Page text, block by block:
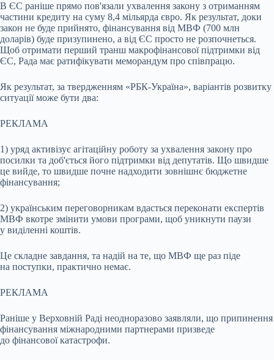
В ЄС раніше прямо пов'язали ухвалення закону з отриманням
частини кредиту на суму 8,4 мільярда євро. Як результат, доки
закон не буде прийнято, фінансування від МВФ (700 млн
доларів) буде призупинено, а від ЄС просто не розпочнеться.
Щоб отримати перший транш макрофінансової підтримки від
ЄС, Рада має ратифікувати меморандум про співпрацю.
Як результат, за твердженням «РБК-Україна», варіантів розвитку
ситуації може бути два:
РЕКЛАМА
1) уряд активізує агітаційну роботу за ухвалення закону про
посилки та доб'ється його підтримки від депутатів. Що швидше
це вийде, то швидше почне надходити зовнішнє бюджетне
фінансування;
2) українським переговорникам вдасться переконати експертів
МВФ вкотре змінити умови програми, щоб уникнути паузи
у виділенні коштів.
Це складне завдання, та надій на те, що МВФ ще раз піде
на поступки, практично немає.
РЕКЛАМА
Раніше у Верховній Раді неодноразово заявляли, що припинення
фінансування міжнародними партнерами призведе
до фінансової катастрофи.